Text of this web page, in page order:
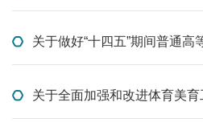
关于做好“十四五”期间普通高等学校本科教育教学
关于全面加强和改进体育美